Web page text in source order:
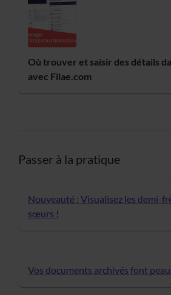
Où trouver et saisir des détails
avec Filae.com
Passer à la pratique
Nouveauté : Visualisez les demi-
sœurs !
Vos documents archivés font